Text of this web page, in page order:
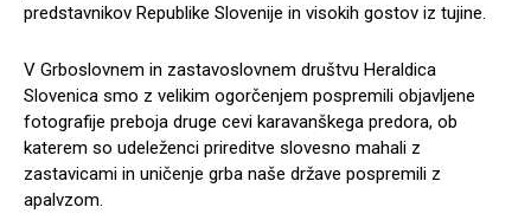
predstavnikov Republike Slovenije in visokih gostov iz tujine.
V Grboslovnem in zastavoslovnem društvu Heraldica
Slovenica smo z velikim ogorčenjem pospremili objavljene
fotografije preboja druge cevi karavanškega predora, ob
katerem so udeleženci prireditve slovesno mahali z
zastavicami in uničenje grba naše države pospremili z
apalvzom.